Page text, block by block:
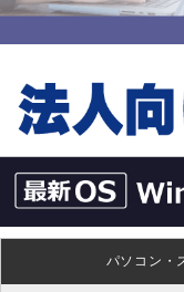
パソコン・